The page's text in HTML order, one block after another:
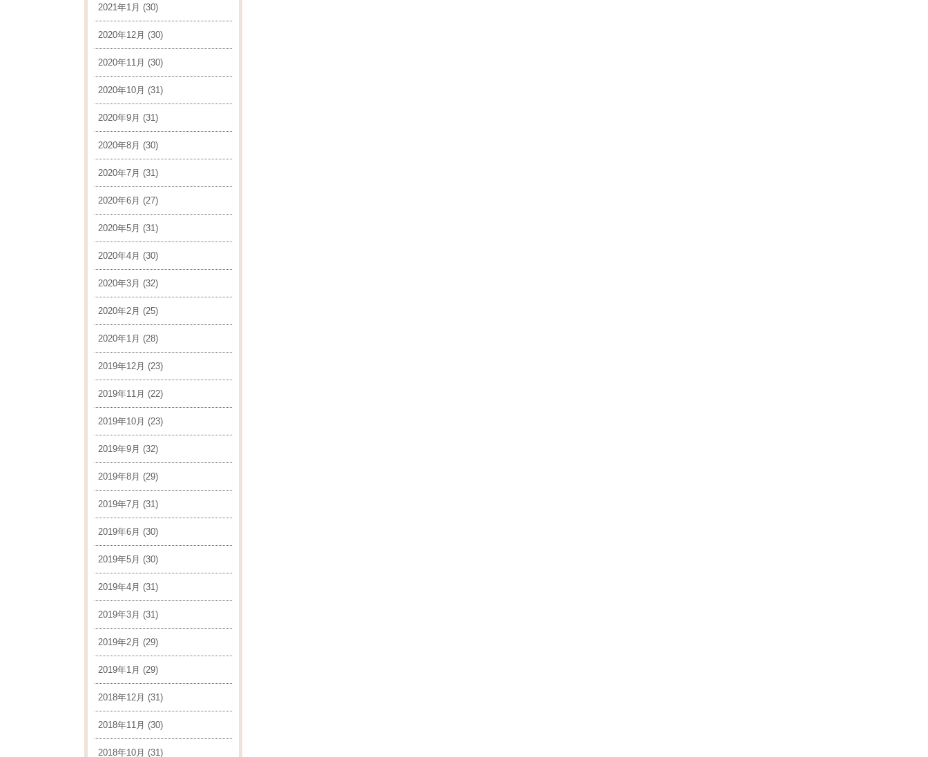
2021年1月 (30)
2020年12月 (30)
2020年11月 (30)
2020年10月 (31)
2020年9月 (31)
2020年8月 (30)
2020年7月 (31)
2020年6月 (27)
2020年5月 (31)
2020年4月 (30)
2020年3月 (32)
2020年2月 (25)
2020年1月 (28)
2019年12月 (23)
2019年11月 (22)
2019年10月 (23)
2019年9月 (32)
2019年8月 (29)
2019年7月 (31)
2019年6月 (30)
2019年5月 (30)
2019年4月 (31)
2019年3月 (31)
2019年2月 (29)
2019年1月 (29)
2018年12月 (31)
2018年11月 (30)
2018年10月 (31)